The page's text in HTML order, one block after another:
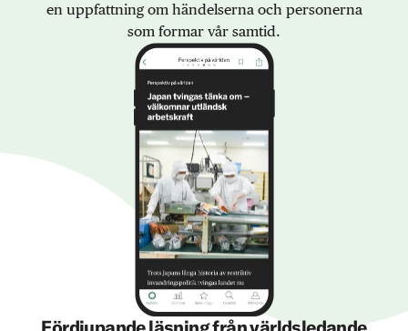
en uppfattning om händelserna och personerna
som formar vår samtid.